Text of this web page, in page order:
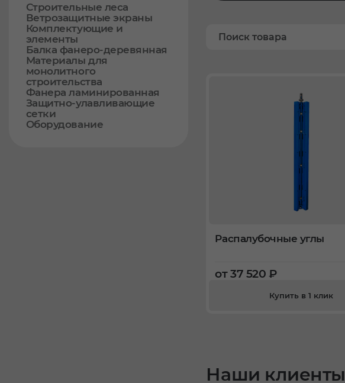
Строительные леса
Ветрозащитные экраны
Комплектующие и
элементы
Балка фанеро-деревянная
Материалы для
монолитного
строительства
Фанера ламинированная
Защитно-улавливающие
сетки
Оборудование
Распалубочные углы
от 37 520 ₽
Купить в 1 клик
Наши клиенты